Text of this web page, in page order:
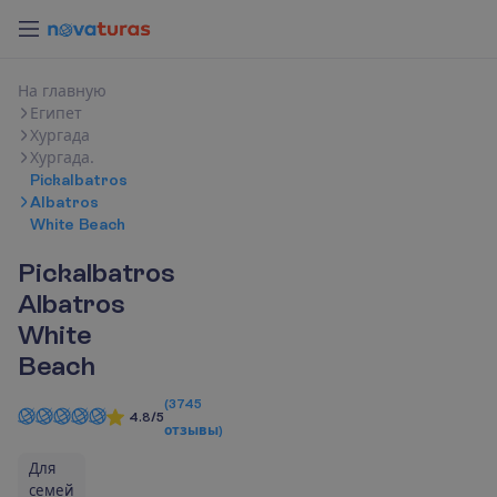
На главную
Египет
Хургада
Хургада.
Pickalbatros
Albatros
White Beach
Pickalbatros
Albatros
White
Beach
4.8/5
(3745
отзывы)
Для
семей